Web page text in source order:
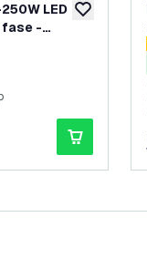
aggiungi
LED
fase -
delle recensioni